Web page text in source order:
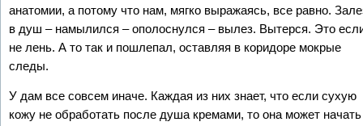
анатомии, а потому что нам, мягко выражаясь, все равно.
в душ – намылился – ополоснулся – вылез. Вытерся. Это
не лень. А то так и пошлепал, оставляя в коридоре мокрые
следы.
У дам все совсем иначе. Каждая из них знает, что если сухую
кожу не обработать после душа кремами, то она может начать